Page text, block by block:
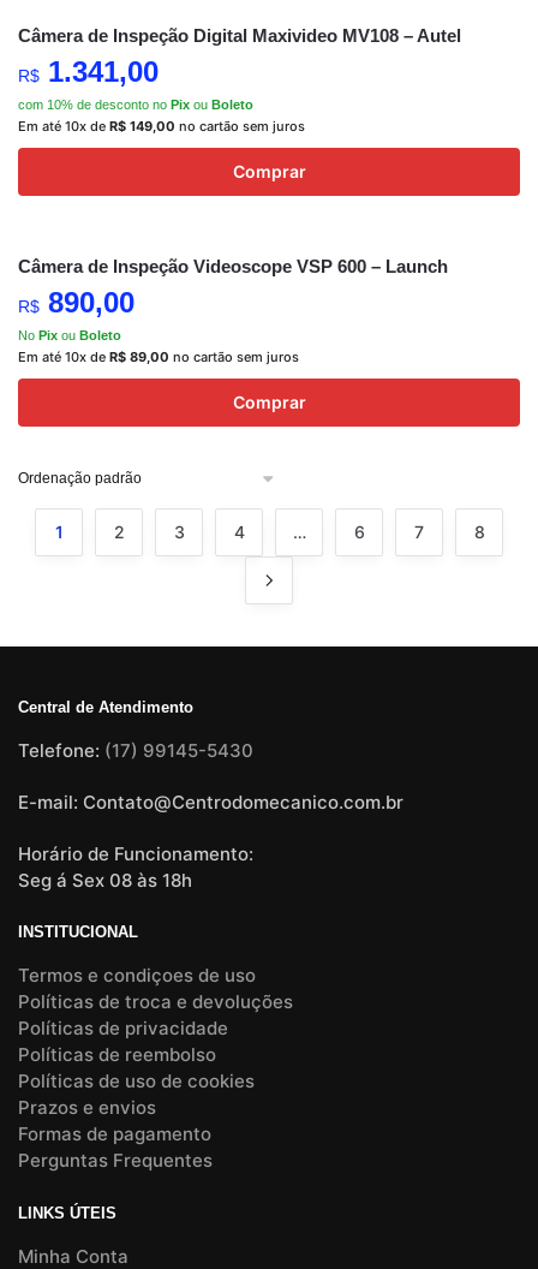
Câmera de Inspeção Digital Maxivideo MV108 – Autel
R$ 1.341,00
com 10% de desconto no Pix ou Boleto
Em até 10x de R$ 149,00 no cartão sem juros
Comprar
Câmera de Inspeção Videoscope VSP 600 – Launch
R$ 890,00
No Pix ou Boleto
Em até 10x de R$ 89,00 no cartão sem juros
Comprar
1 2 3 4 … 6 7 8
Central de Atendimento
Telefone: (17) 99145-5430
E-mail: Contato@Centrodomecanico.com.br
Horário de Funcionamento:
Seg á Sex 08 às 18h
INSTITUCIONAL
Termos e condiçoes de uso
Políticas de troca e devoluções
Políticas de privacidade
Políticas de reembolso
Políticas de uso de cookies
Prazos e envios
Formas de pagamento
Perguntas Frequentes
LINKS ÚTEIS
Minha Conta